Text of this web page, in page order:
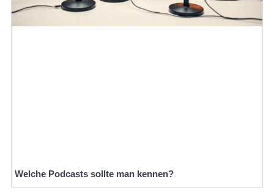
Welche Podcasts sollte man kennen?